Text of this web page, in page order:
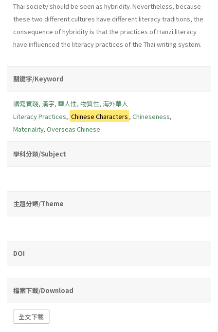
Thai society should be seen as hybridity. Nevertheless, because
these two different cultures have different literacy traditions, the
consequence of hybridity is that the practices of Hanzi literacy
have influenced the literacy practices of the Thai writing system.
關鍵字/Keyword
讀寫實踐, 漢字, 華人性, 物質性, 海外華人
Literacy Practices, Chinese Characters ,Chineseness,
Materiality, Overseas Chinese
學科分類/Subject
主題分類/Theme
DOI
檔案下載/Download
全文下載